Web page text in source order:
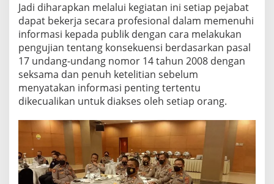
Jadi diharapkan melalui kegiatan ini setiap pejabat
dapat bekerja secara profesional dalam memenuhi
informasi kepada publik dengan cara melakukan
pengujian tentang konsekuensi berdasarkan pasal
17 undang-undang nomor 14 tahun 2008 dengan
seksama dan penuh ketelitian sebelum
menyatakan informasi penting tertentu
dikecualikan untuk diakses oleh setiap orang.